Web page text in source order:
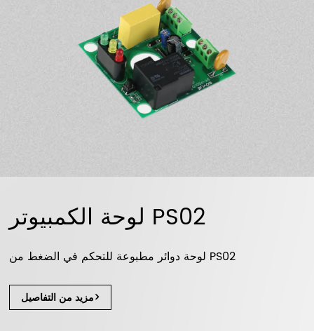
لوحة الكمبيوتر PS02
لوحة دوائر مطبوعة للتحكم في الضغط من PS02
مزيد من التفاصيل>